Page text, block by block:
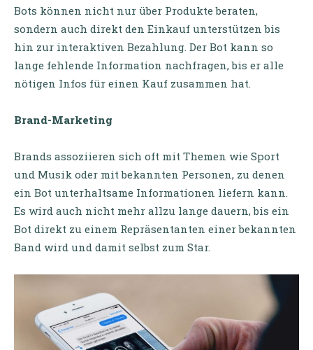
Bots können nicht nur über Produkte beraten,
sondern auch direkt den Einkauf unterstützen bis
hin zur interaktiven Bezahlung. Der Bot kann so
lange fehlende Information nachfragen, bis er alle
nötigen Infos für einen Kauf zusammen hat.
Brand-Marketing
Brands assoziieren sich oft mit Themen wie Sport
und Musik oder mit bekannten Personen, zu denen
ein Bot unterhaltsame Informationen liefern kann.
Es wird auch nicht mehr allzu lange dauern, bis ein
Bot direkt zu einem Repräsentanten einer bekannten
Band wird und damit selbst zum Star.